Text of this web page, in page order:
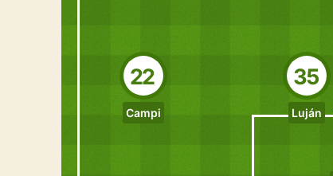
22
Campi
35
Luján